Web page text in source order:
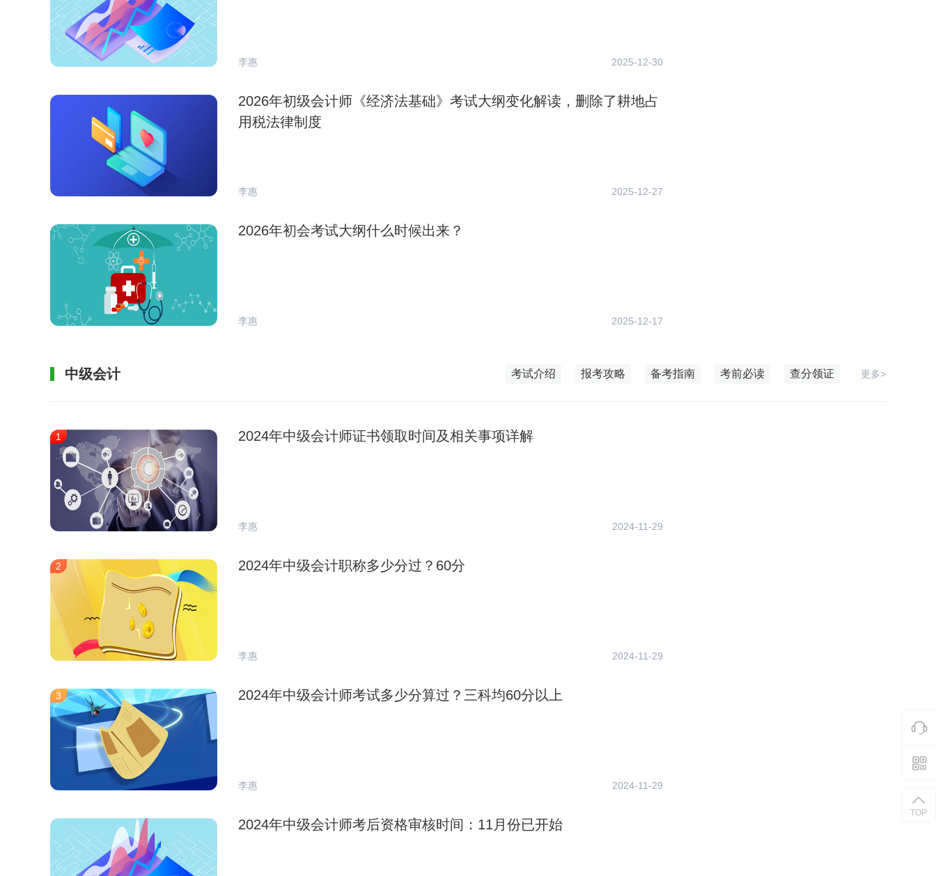
李惠 2025-12-30
2026年初级会计师《经济法基础》考试大纲变化解读，删除了耕地占
用税法律制度
李惠 2025-12-27
2026年初会考试大纲什么时候出来？
李惠 2025-12-17
中级会计 考试介绍 报考攻略 备考指南 考前必读 查分领证 更多>
1 2024年中级会计师证书领取时间及相关事项详解
李惠 2024-11-29
2 2024年中级会计职称多少分过？60分
李惠 2024-11-29
3 2024年中级会计师考试多少分算过？三科均60分以上
李惠 2024-11-29
2024年中级会计师考后资格审核时间：11月份已开始
TOP